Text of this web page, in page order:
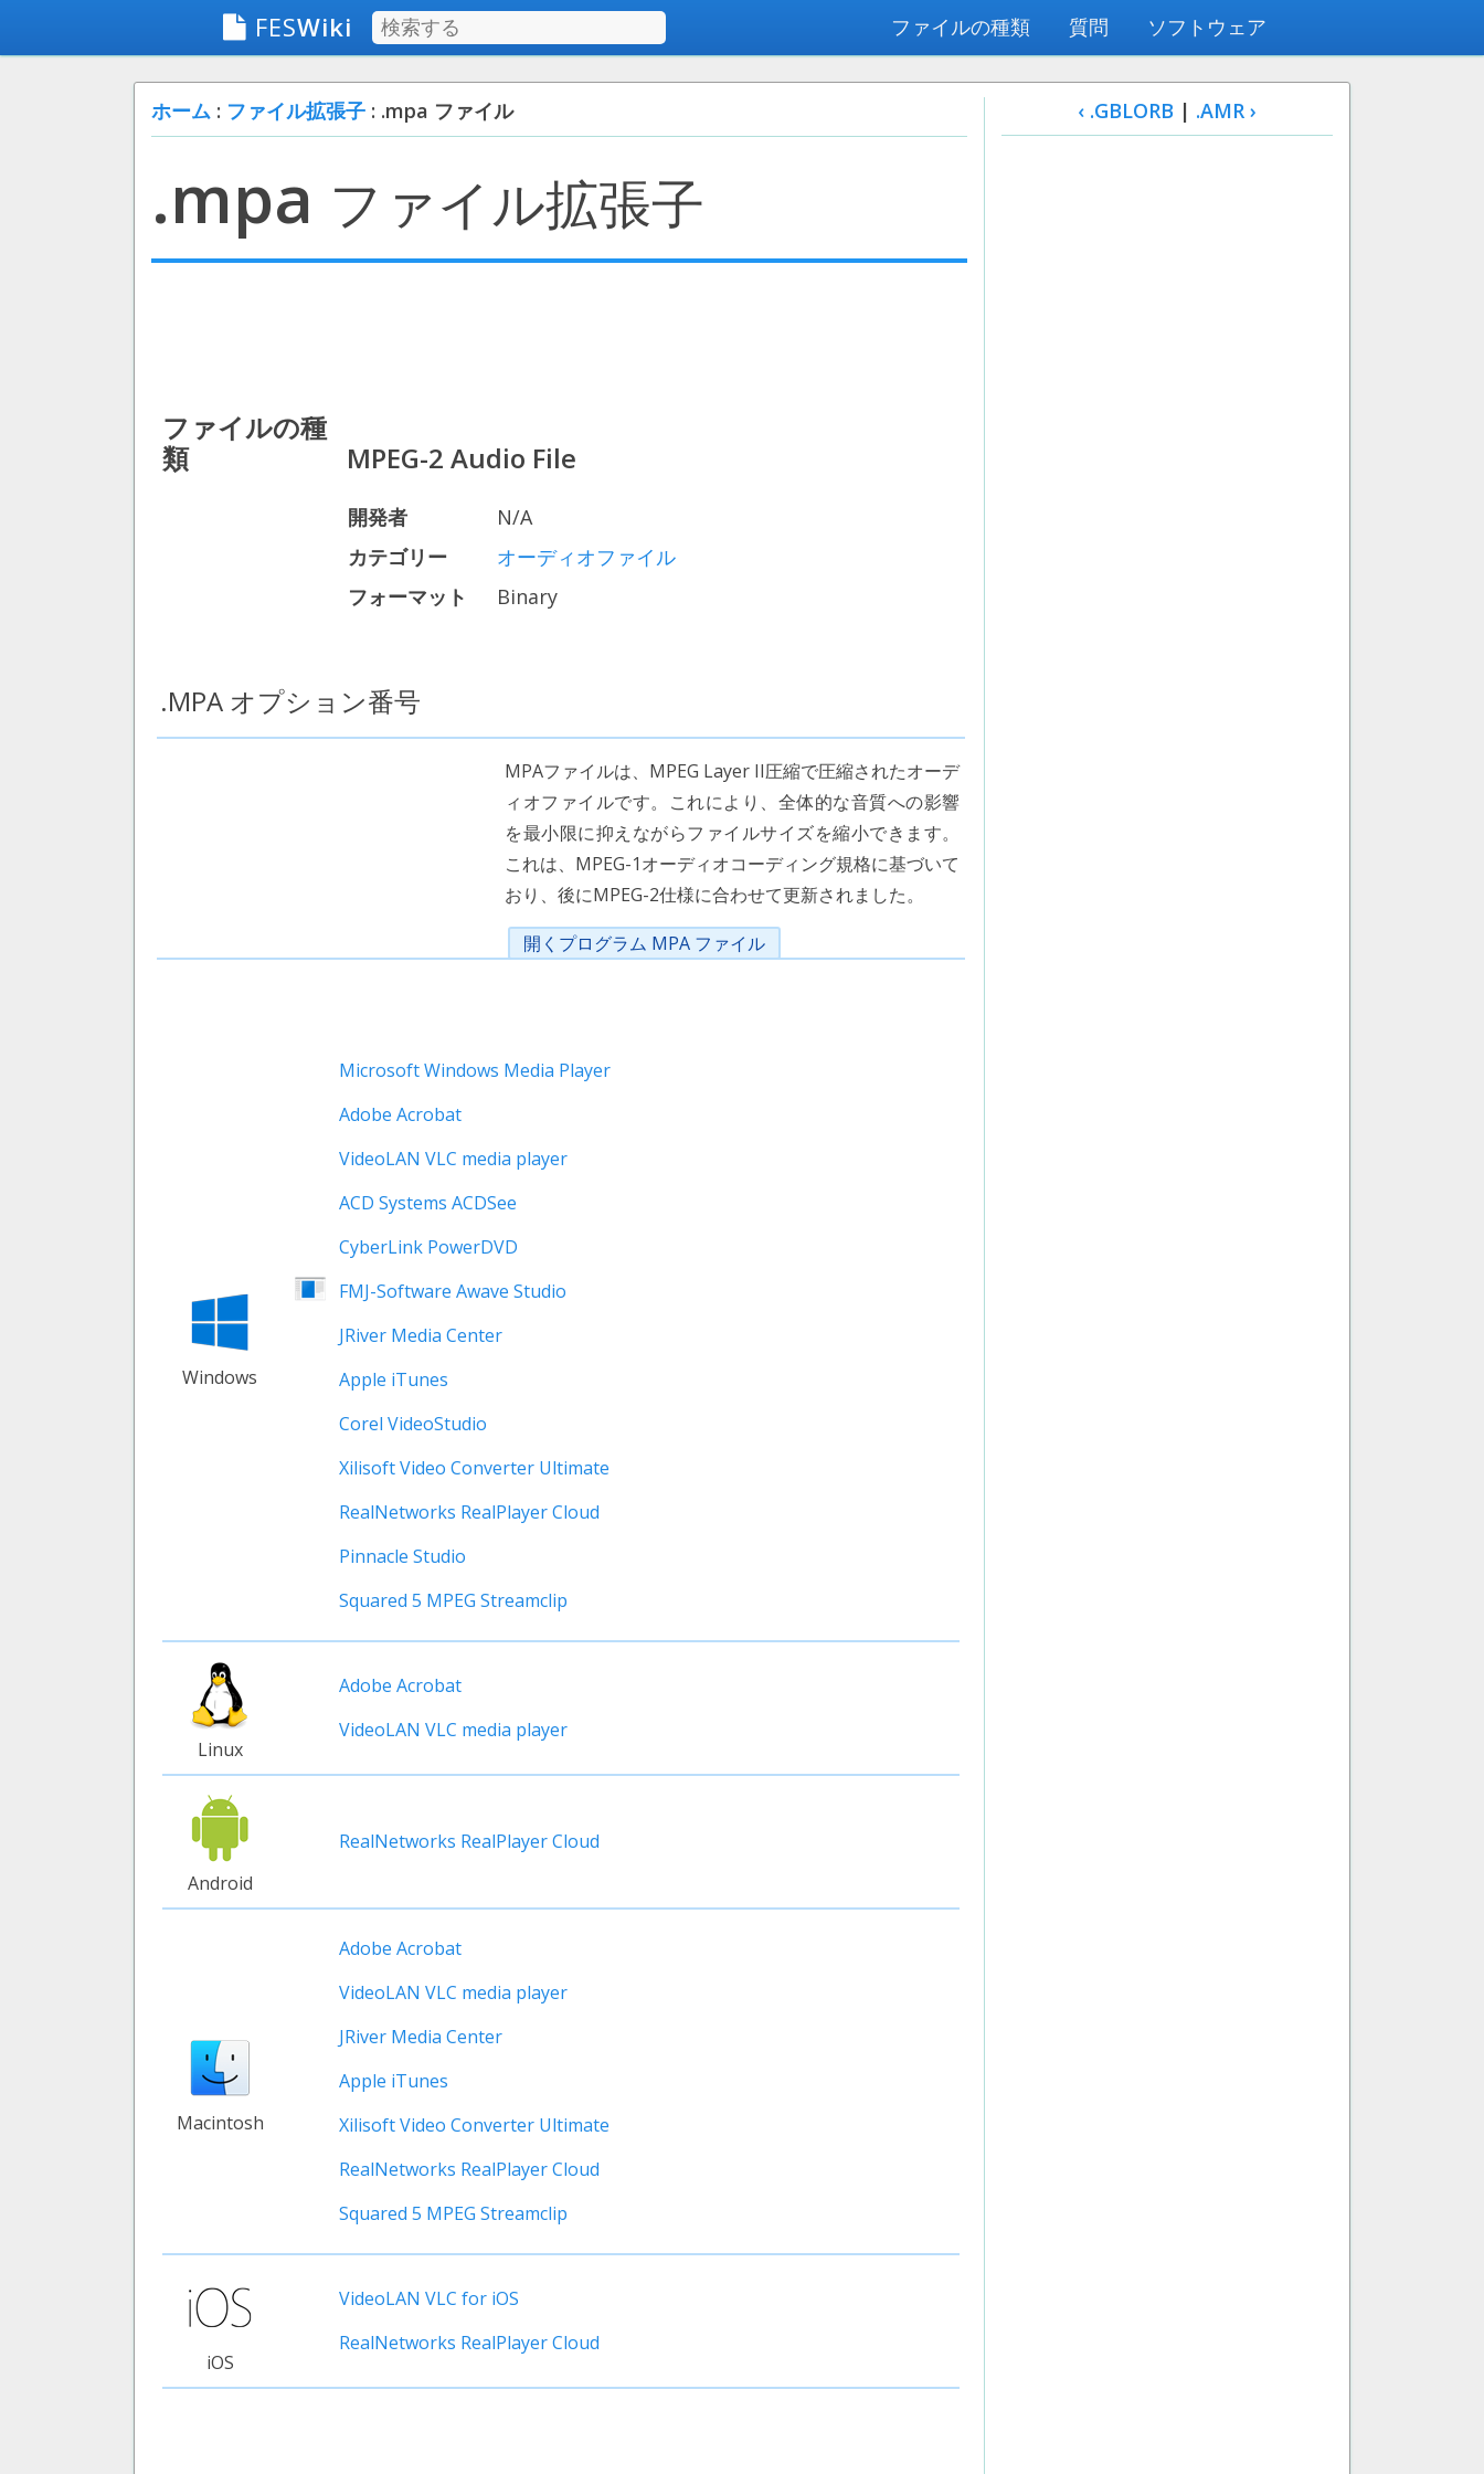
FESWiki ファイルの種類 質問 ソフトウェア
ホーム : ファイル拡張子 : .mpa ファイル
.mpa ファイル拡張子
ファイルの種
類
MPEG-2 Audio File
開発者
N/A
カテゴリー
オーディオファイル
フォーマット
Binary
.MPA オプション番号
MPAファイルは、MPEG Layer II圧縮で圧縮されたオーデ
ィオファイルです。これにより、全体的な音質への影響
を最小限に抑えながらファイルサイズを縮小できます。
これは、MPEG-1オーディオコーディング規格に基づいて
おり、後にMPEG-2仕様に合わせて更新されました。
開くプログラム MPA ファイル
Windows
Microsoft Windows Media Player
Adobe Acrobat
VideoLAN VLC media player
ACD Systems ACDSee
CyberLink PowerDVD
FMJ-Software Awave Studio
JRiver Media Center
Apple iTunes
Corel VideoStudio
Xilisoft Video Converter Ultimate
RealNetworks RealPlayer Cloud
Pinnacle Studio
Squared 5 MPEG Streamclip
Linux
Adobe Acrobat
VideoLAN VLC media player
Android
RealNetworks RealPlayer Cloud
Macintosh
Adobe Acrobat
VideoLAN VLC media player
JRiver Media Center
Apple iTunes
Xilisoft Video Converter Ultimate
RealNetworks RealPlayer Cloud
Squared 5 MPEG Streamclip
iOS
VideoLAN VLC for iOS
RealNetworks RealPlayer Cloud
‹ .GBLORB | .AMR ›